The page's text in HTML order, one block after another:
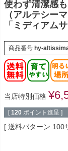
使わず清潔感
（アルテシー
「ミディアム
商品番号 hy-
当店特別価格 ¥
[ 120 ポイント進呈 ]
送料パターン 100